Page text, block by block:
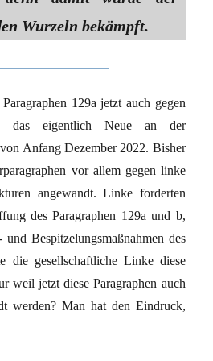
Wurzeln bekämpft.
129a jetzt auch gegen
das eigentlich Neue an der
Anfang Dezember 2022. Bisher
vor allem gegen linke
angewandt. Linke forderten
des Paragraphen 129a und b,
Bespitzelungsmaßnahmen des
die gesellschaftliche Linke diese
weil jetzt diese Paragraphen auch
werden? Man hat den Eindruck,